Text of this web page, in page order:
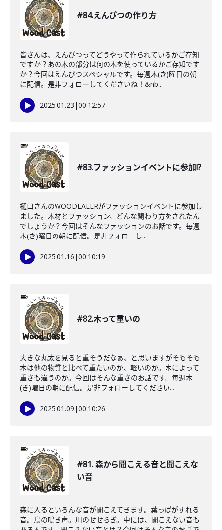
#84.えんぴつの作り方
皆さんは、えんぴつってどうやって作られているかご存知
ですか？あの木の部分は何の木を使っているかご存知です
か？今回はえんぴつスペシャルです。毎週木(き)曜日の朝
に配信。是非フォローしてくださいね！&nb...
2025.01.23 |00:12:57
#83.ファッションイベントに参加!?
樋口さんのWOODEALERがファッションイベントに参加し
ました。木材とファッション、どんな関わり方をされたん
でしょうか？今回はそんなファッションのお話です。毎週
木(き)曜日の朝に配信。是非フォローし...
2025.01.16 |00:10:19
#82.木って重いの
大きな丸太を見ると重そうだなぁ、と思いますがそもそも
木は他の物質と比べて重たいのか、軽いのか。木によって
重さも違うのか。今回はそんな重さのお話です。毎週木
(き)曜日の朝に配信。是非フォローしてください...
2025.01.09 |00:10:26
#81. 森から聞こえる音と聞こえな
い音
森に入るといろんな音が聞こえてきます。葉っぱがすれる
音。鳥の鳴き声。川のせせらぎ。中には、聞こえない音も